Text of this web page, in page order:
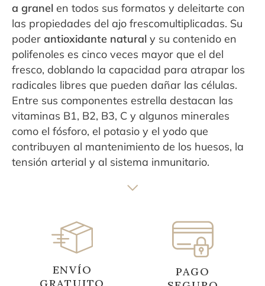
a granel en todos sus formatos y deleitarte con
las propiedades del ajo frescomultiplicadas. Su
poder antioxidante natural y su contenido en
polifenoles es cinco veces mayor que el del
fresco, doblando la capacidad para atrapar los
radicales libres que pueden dañar las células.
Entre sus componentes estrella destacan las
vitaminas B1, B2, B3, C y algunos minerales
como el fósforo, el potasio y el yodo que
contribuyen al mantenimiento de los huesos, la
tensión arterial y al sistema inmunitario.
ENVÍO
PAGO